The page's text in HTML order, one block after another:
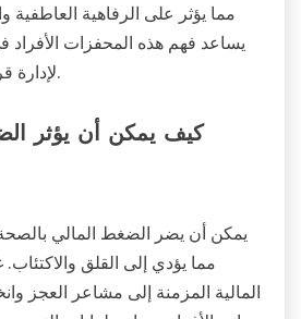
مما يؤثر على الرفاهية العاطفية
يساعد فهم هذه المحفزات الأفراد
لإدارة قراراتهم المالية بفعالية.
كيف يمكن أن يؤثر
يمكن أن يضر الضغط المالي
مما يؤدي إلى القلق
المالية المزمنة إلى مشاعر العجز